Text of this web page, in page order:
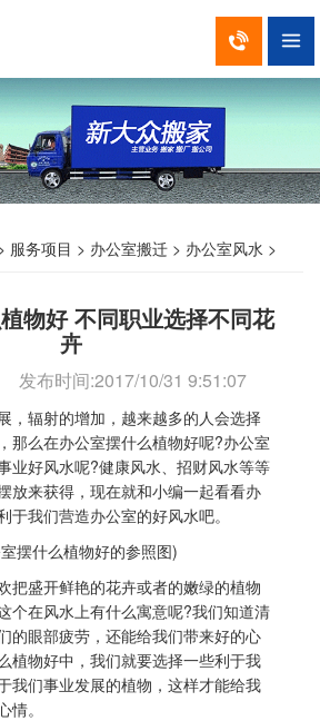
 
服务项目 > 办公室搬迁 > 办公室风水 >
物好 不同职业选择不同花
卉
布时间:2017/10/31 9:51:07
辐射的增加，越来越多的人会选择
那么在办公室摆什么植物好呢?办公室
业好风水呢?健康风水、招财风水等等
放来获得，现在就和小编一起看看办
于我们营造办公室的好风水吧。
摆什么植物好的参照图)
盛开鲜艳的花卉或者的嫩绿的植物
个在风水上有什么寓意呢?我们知道清
的眼部疲劳，还能给我们带来好的心
植物好中，我们就要选择一些利于我
我们事业发展的植物，这样才能给我
。